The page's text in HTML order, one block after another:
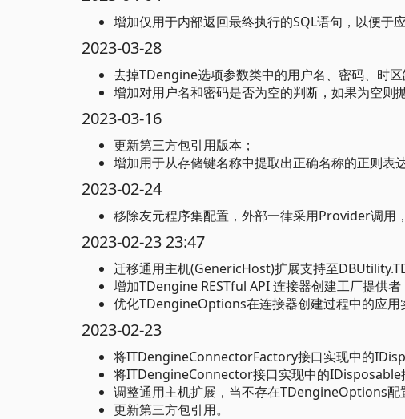
增加仅用于内部返回最终执行的SQL语句，以便于
2023-03-28
去掉TDengine选项参数类中的用户名、密码、时
增加对用户名和密码是否为空的判断，如果为空则
2023-03-16
更新第三方包引用版本；
增加用于从存储键名称中提取出正确名称的正则表达
2023-02-24
移除友元程序集配置，外部一律采用Provider调用
2023-02-23 23:47
迁移通用主机(GenericHost)扩展支持至
增加TDengine RESTful API 连接器创建工厂提供
优化TDengineOptions在连接器创建过程中的应用
2023-02-23
将ITDengineConnectorFactory接口实现中的
将ITDengineConnector接口实现中的IDisposable
调整通用主机扩展，当不存在TDengineOptions
更新第三方包引用。